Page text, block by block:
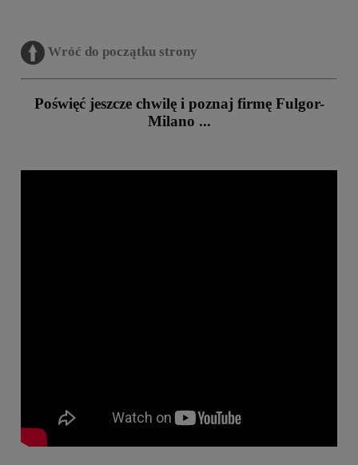
Wróć do początku strony
Poświęć jeszcze chwilę i poznaj firmę Fulgor-
Milano ...